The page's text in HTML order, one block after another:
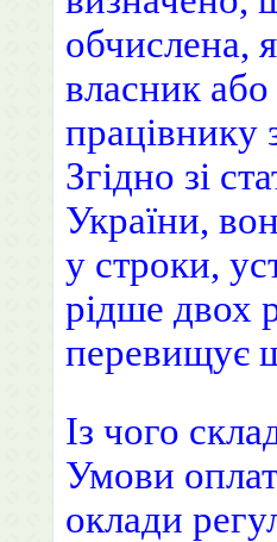
обчислена,
власник
працівнику
Згідно зі
України,
у строки,
рідше двох
перевищує
Із чого
Умови
оклади